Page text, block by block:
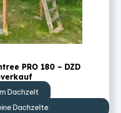
PRO 180 – DZD
Dachzelt
Dachzelte